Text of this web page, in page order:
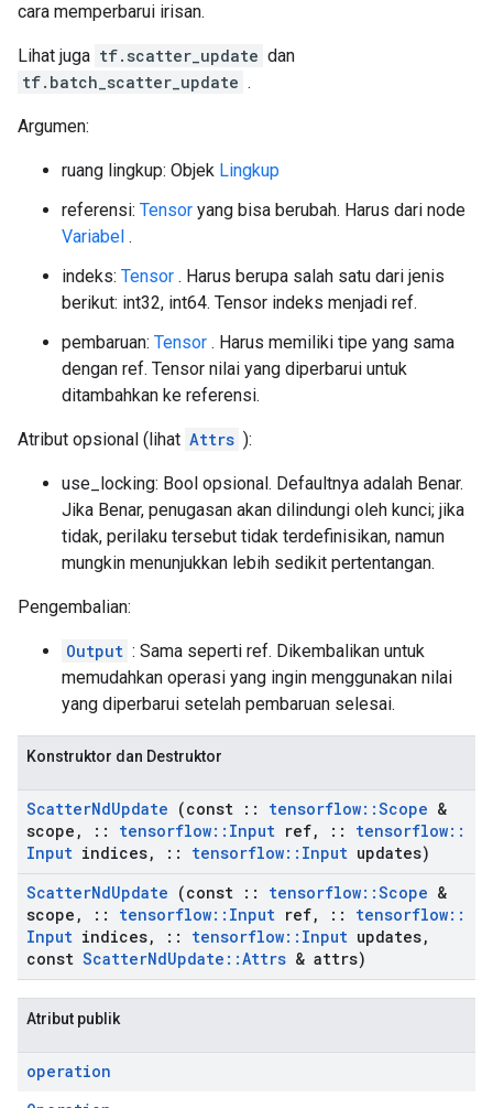
cara memperbarui irisan.
Lihat juga tf.scatter_update dan
tf.batch_scatter_update .
Argumen:
ruang lingkup: Objek Lingkup
referensi: Tensor yang bisa berubah. Harus dari node
Variabel .
indeks: Tensor . Harus berupa salah satu dari jenis
berikut: int32, int64. Tensor indeks menjadi ref.
pembaruan: Tensor . Harus memiliki tipe yang sama
dengan ref. Tensor nilai yang diperbarui untuk
ditambahkan ke referensi.
Atribut opsional (lihat Attrs ):
use_locking: Bool opsional. Defaultnya adalah Benar.
Jika Benar, penugasan akan dilindungi oleh kunci; jika
tidak, perilaku tersebut tidak terdefinisikan, namun
mungkin menunjukkan lebih sedikit pertentangan.
Pengembalian:
Output : Sama seperti ref. Dikembalikan untuk
memudahkan operasi yang ingin menggunakan nilai
yang diperbarui setelah pembaruan selesai.
Konstruktor dan Destruktor
ScatterNdUpdate (const :: tensorflow::Scope &
scope , :: tensorflow:: Input ref, :: tensorflow::
Input indices, :: tensorflow:: Input updates)
ScatterNdUpdate (const :: tensorflow::Scope &
scope , :: tensorflow:: Input ref, :: tensorflow::
Input indices, :: tensorflow:: Input updates,
const ScatterNdUpdate ::Attrs & attrs)
Atribut publik
operation